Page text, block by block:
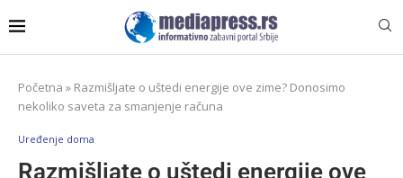
Početna » Razmišljate o uštedi energije ove zime? Donosimo
nekoliko saveta za smanjenje računa
Uređenje doma
Razmišljate o uštedi energije ove